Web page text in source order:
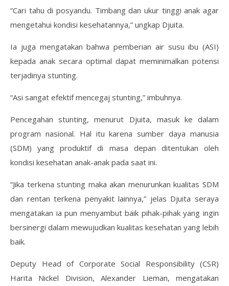
“Cari tahu di posyandu. Timbang dan ukur tinggi anak agar
mengetahui kondisi kesehatannya,” ungkap Djuita.
Ia juga mengatakan bahwa pemberian air susu ibu (ASI)
kepada anak secara optimal dapat meminimalkan potensi
terjadinya stunting.
“Asi sangat efektif mencegaj stunting,” imbuhnya.
Pencegahan stunting, menurut Djuita, masuk ke dalam
program nasional. Hal itu karena sumber daya manusia
(SDM) yang produktif di masa depan ditentukan oleh
kondisi kesehatan anak-anak pada saat ini.
“Jika terkena stunting maka akan menurunkan kualitas SDM
dan rentan terkena penyakit lainnya,” jelas Djuita seraya
mengatakan ia pun menyambut baik pihak-pihak yang ingin
bersinergi dalam mewujudkan kualitas kesehatan yang lebih
baik.
Deputy Head of Corporate Social Responsibility (CSR)
Harita Nickel Division, Alexander Lieman, mengatakan